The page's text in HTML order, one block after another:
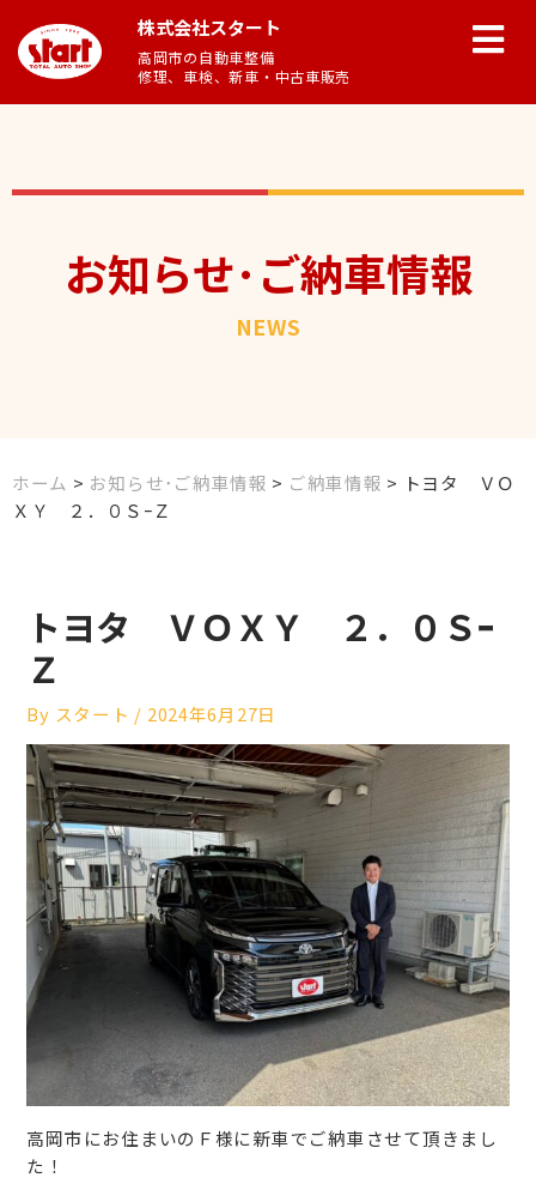
株式会社スタート
高岡市の自動車整備
修理、車検、新車・中古車販売
お知らせ･ご納車情報
NEWS
ホーム > お知らせ･ご納車情報 > ご納車情報 > トヨタ ＶＯ
ＸＹ ２．０ＳｰＺ
トヨタ ＶＯＸＹ ２．０Ｓｰ
Ｚ
By スタート / 2024年6月27日
高岡市にお住まいのＦ様に新車でご納車させて頂きまし
た！